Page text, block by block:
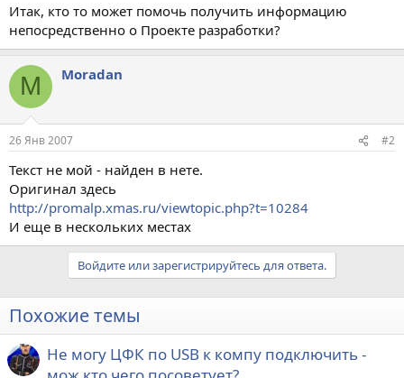
Итак, кто то может помочь получить информацию
непосредственно о Проекте разработки?
M Moradan
26 Янв 2007 #2
Текст не мой - найден в нете.
Оригинал здесь
http://promalp.xmas.ru/viewtopic.php?t=10284
И еще в нескольких местах
Войдите или зарегистрируйтесь для ответа.
Похожие темы
Не могу ЦФК по USB к компу подключить -